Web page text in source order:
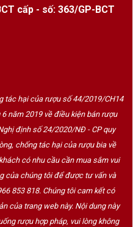
cấp - số: 363/GP-BCT
tác hại của rượu số 44/2019/CH14
năm 2019 về điều kiện bán rượu
định số 24/2020/NĐ - CP quy
chống tác hại của rượu bia về
có nhu cầu cần mua sắm vui
của chúng tôi để được tư vấn và
853 818. Chúng tôi cam kết có
của trang web này. Nội dung này
rượu hợp pháp, vui lòng không